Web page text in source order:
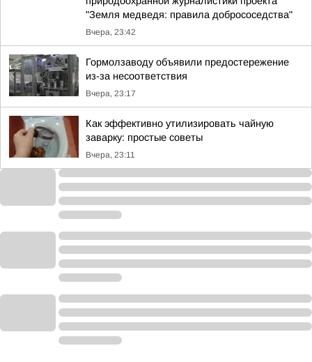
"Земля медведя: правила добрососедства"
Вчера, 23:42
Гормолзаводу объявили предостережение
из-за несоответствия
Вчера, 23:17
Как эффективно утилизировать чайную
заварку: простые советы
Вчера, 23:11